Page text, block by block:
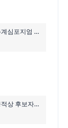
2024 한국동물유전육종학회 정기총회 및 추계심포지엄 개최
한국동물유전육종학회 2024년 학술상 및 공적상 후보자 추천